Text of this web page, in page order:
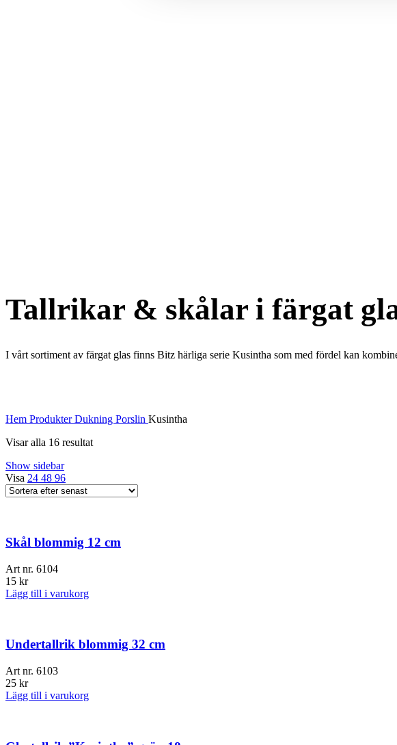
Tallrikar & skålar i färgat
I vårt sortiment av färgat glas finns Bitz härliga serie Kusintha som med fördel kan
Hem ProdukterDukning Porslin Kusintha
Visar alla 16 resultatSortera
Show sidebar
Visa 24 48 96
Skål blommig 12 cm
Art nr. 6104
15 kr
Lägg till i varukorg
Undertallrik blommig 32 cm
Art nr. 6103
25 kr
Lägg till i varukorg